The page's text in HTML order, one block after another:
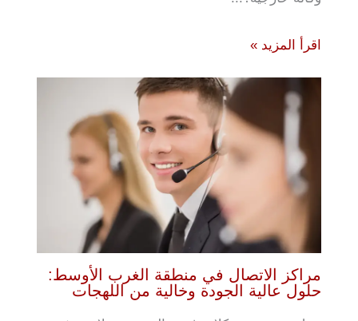
اقرأ المزيد »
مراكز الاتصال في منطقة الغرب الأوسط:
حلول عالية الجودة وخالية من اللهجات